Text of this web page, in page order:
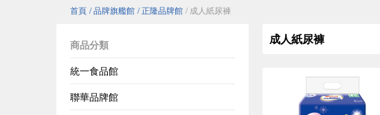
首頁 / 品牌旗艦館 / 正隆品牌館 / 成人紙尿褲
商品分類
統一食品館
聯華品牌館
成人紙尿褲